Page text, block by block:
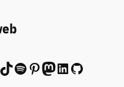
TikTok Spotify Pinterest Mastodon LinkedIn GitHub